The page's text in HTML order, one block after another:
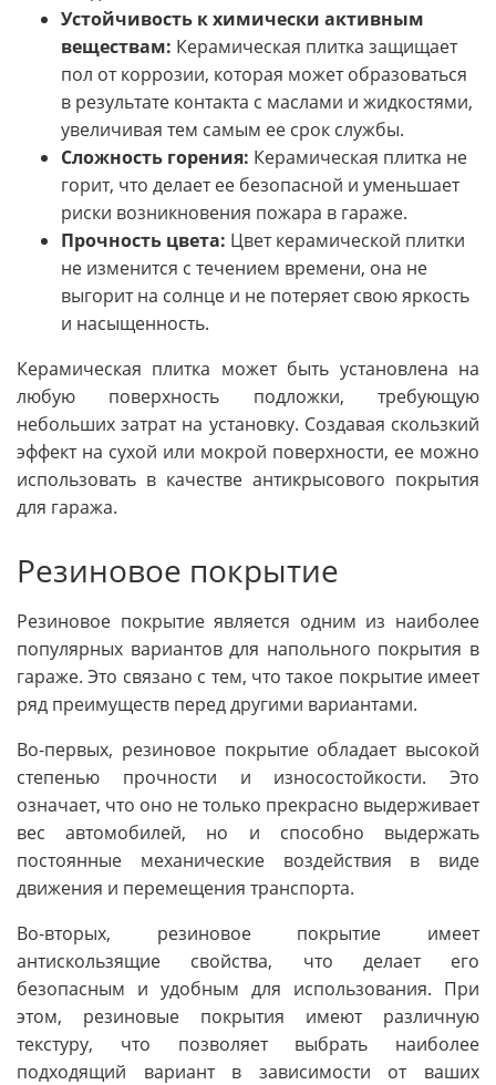
Устойчивость к химически активным
веществам: Керамическая плитка защищает
пол от коррозии, которая может образоваться
в результате контакта с маслами и жидкостями,
увеличивая тем самым ее срок службы.
Сложность горения: Керамическая плитка не
горит, что делает ее безопасной и уменьшает
риски возникновения пожара в гараже.
Прочность цвета: Цвет керамической плитки
не изменится с течением времени, она не
выгорит на солнце и не потеряет свою яркость
и насыщенность.
Керамическая плитка может быть установлена на
любую поверхность подложки, требующую
небольших затрат на установку. Создавая скользкий
эффект на сухой или мокрой поверхности, ее можно
использовать в качестве антикрысового покрытия
для гаража.
Резиновое покрытие
Резиновое покрытие является одним из наиболее
популярных вариантов для напольного покрытия в
гараже. Это связано с тем, что такое покрытие имеет
ряд преимуществ перед другими вариантами.
Во-первых, резиновое покрытие обладает высокой
степенью прочности и износостойкости. Это
означает, что оно не только прекрасно выдерживает
вес автомобилей, но и способно выдержать
постоянные механические воздействия в виде
движения и перемещения транспорта.
Во-вторых, резиновое покрытие имеет
антискользящие свойства, что делает его
безопасным и удобным для использования. При
этом, резиновые покрытия имеют различную
текстуру, что позволяет выбрать наиболее
подходящий вариант в зависимости от ваших